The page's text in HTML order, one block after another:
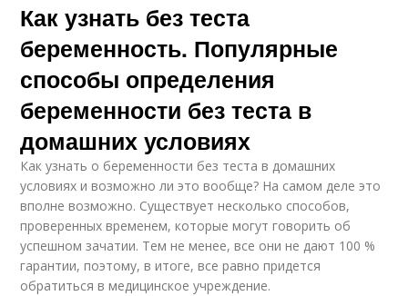
Как узнать без теста
беременность. Популярные
способы определения
беременности без теста в
домашних условиях
Как узнать о беременности без теста в домашних
условиях и возможно ли это вообще? На самом деле это
вполне возможно. Существует несколько способов,
проверенных временем, которые могут говорить об
успешном зачатии. Тем не менее, все они не дают 100 %
гарантии, поэтому, в итоге, все равно придется
обратиться в медицинское учреждение.